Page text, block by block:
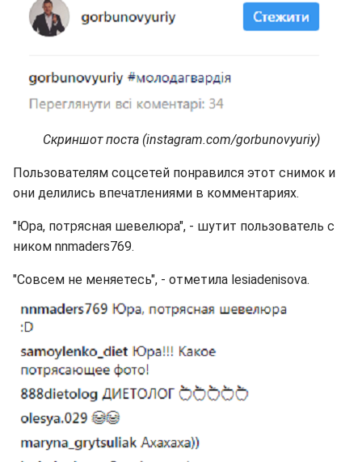
Скриншот поста (instagram.com/gorbunovyuriy)
Пользователям соцсетей понравился этот снимок и
они делились впечатлениями в комментариях.
"Юра, потрясная шевелюра", - шутит пользователь с
ником nnmaders769.
"Совсем не меняетесь", - отметила lesiadenisova.